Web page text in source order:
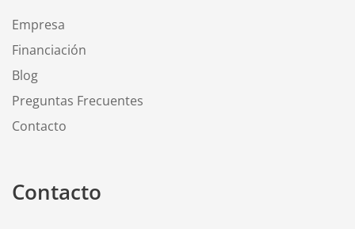
Empresa
Financiación
Blog
Preguntas Frecuentes
Contacto
Contacto